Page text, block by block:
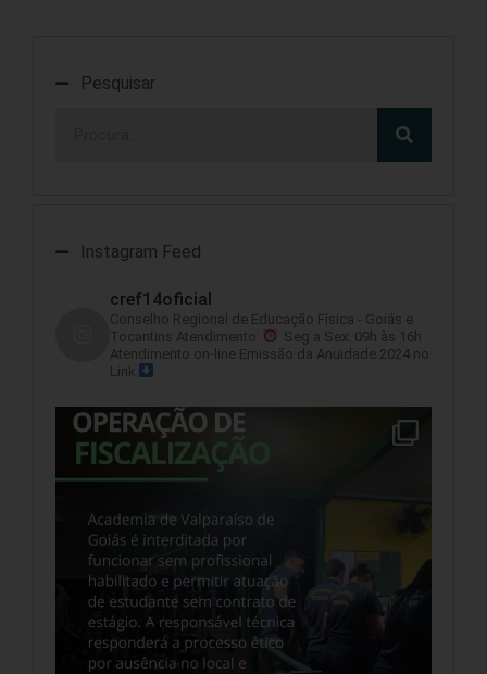
Pesquisar
Instagram Feed
cref14oficial
Conselho Regional de Educação Física - Goiás e
Tocantins Atendimento:
Seg a Sex: 09h às 16h
Atendimento on-line Emissão da Anuidade 2024 no
Link